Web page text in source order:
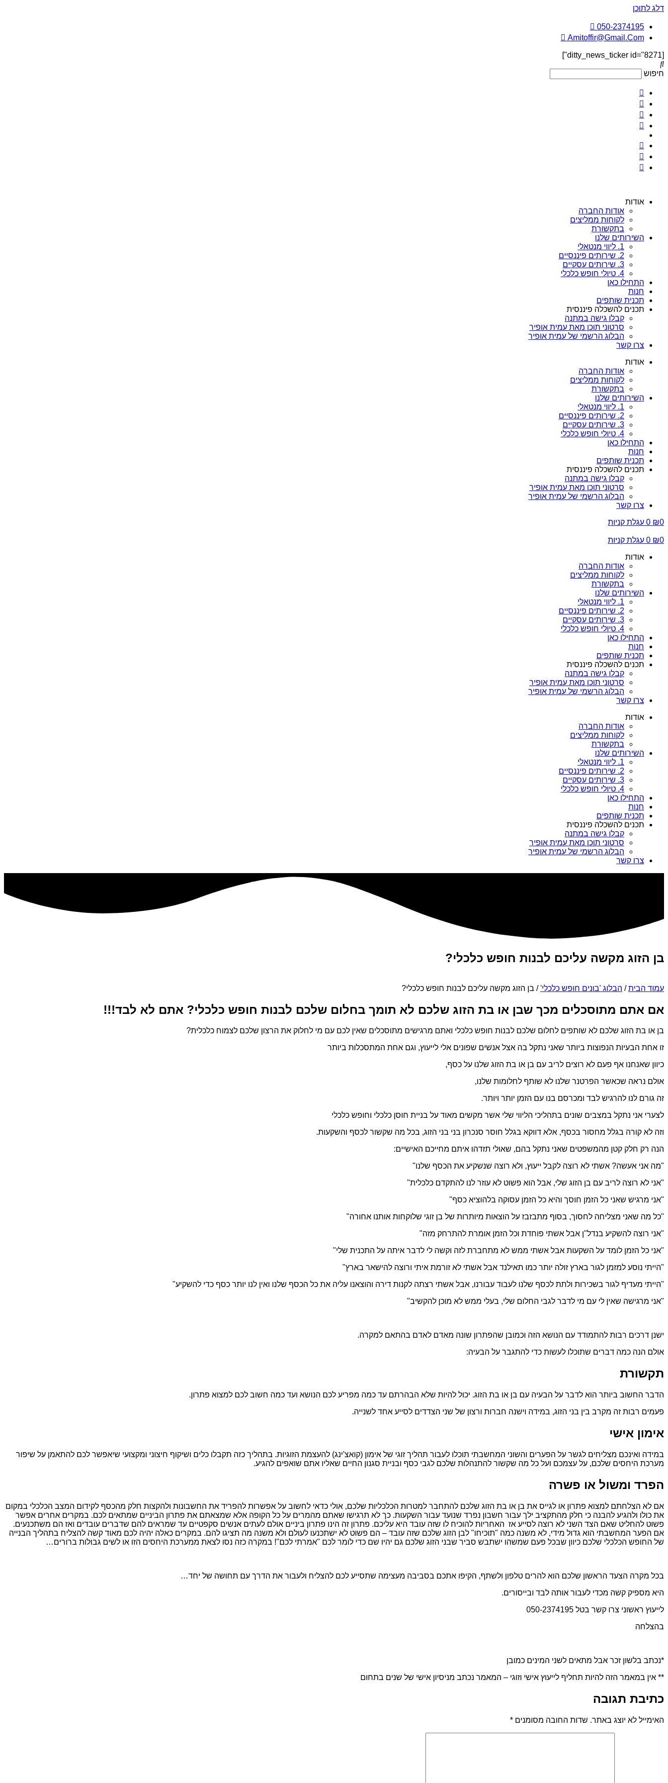
דלג לתוכן
050-2374195
Amitoffir@Gmail.Com
[ditty_news_ticker id="8271"]
חיפוש
אודות
אודות החברה
לקוחות ממליצים
בתקשורת
השירותים שלנו
1. ליווי מנטאלי
2. שירותים פיננסיים
3. שירותים עסקיים
4. טיולי חופש כלכלי
התחילו כאן
חנות
תכנית שותפים
תכנים להשכלה פיננסית
קבלו גישה במתנה
סרטוני תוכן מאת עמית אופיר
הבלוג הרשמי של עמית אופיר
צרו קשר
אודות
אודות החברה
לקוחות ממליצים
בתקשורת
השירותים שלנו
1. ליווי מנטאלי
2. שירותים פיננסיים
3. שירותים עסקיים
4. טיולי חופש כלכלי
התחילו כאן
חנות
תכנית שותפים
תכנים להשכלה פיננסית
קבלו גישה במתנה
סרטוני תוכן מאת עמית אופיר
הבלוג הרשמי של עמית אופיר
צרו קשר
₪0
0 עגלת קניות
₪0
0 עגלת קניות
אודות
אודות החברה
לקוחות ממליצים
בתקשורת
השירותים שלנו
1. ליווי מנטאלי
2. שירותים פיננסיים
3. שירותים עסקיים
4. טיולי חופש כלכלי
התחילו כאן
חנות
תכנית שותפים
תכנים להשכלה פיננסית
קבלו גישה במתנה
סרטוני תוכן מאת עמית אופיר
הבלוג הרשמי של עמית אופיר
צרו קשר
אודות
אודות החברה
לקוחות ממליצים
בתקשורת
השירותים שלנו
1. ליווי מנטאלי
2. שירותים פיננסיים
3. שירותים עסקיים
4. טיולי חופש כלכלי
התחילו כאן
חנות
תכנית שותפים
תכנים להשכלה פיננסית
קבלו גישה במתנה
סרטוני תוכן מאת עמית אופיר
הבלוג הרשמי של עמית אופיר
צרו קשר
בן הזוג מקשה עליכם לבנות חופש כלכלי?
עמוד הבית/ הבלוג 'בונים חופש כלכלי'/ בן הזוג מקשה עליכם לבנות חופש כלכלי?
אם אתם מתוסכלים מכך שבן או בת הזוג שלכם לא תומך בחלום שלכם לבנות חופש כלכלי? אתם לא לבד!!!
בן או בת הזוג שלכם לא שותפים לחלום שלכם לבנות חופש כלכלי ואתם מרגישים מתוסכלים שאין לכם עם מי לחלוק את הרצון שלכם לצמוח כלכלית?
זו אחת הבעיות הנפוצות ביותר שאני נתקל בה אצל אנשים שפונים אלי לייעוץ, וגם אחת המתסכלות ביותר
כיוון שאנחנו אף פעם לא רוצים לריב עם בן או בת הזוג שלנו על כסף,
אולם נראה שכאשר הפרטנר שלנו לא שותף לחלומות שלנו,
זה גורם לנו להרגיש לבד ומכרסם בנו עם הזמן יותר ויותר.
לצערי אני נתקל במצבים שונים בתהליכי הליווי שלי אשר מקשים מאוד על בניית חוסן כלכלי וחופש כלכלי
וזה לא קורה בגלל מחסור בכסף, אלא דווקא בגלל חוסר סנכרון בני בני הזוג, בכל מה שקשור לכסף והשקעות.
הנה רק חלק קטן מהמשפטים שאני נתקל בהם, שאולי תזדהו איתם מחייכם האישיים:
"מה אני אעשה? אשתי לא רוצה לקבל ייעוץ, ולא רוצה שנשקיע את הכסף שלנו"
"אני לא רוצה לריב עם בן הזוג שלי, אבל הוא פשוט לא עוזר לנו להתקדם כלכלית"
"אני מרגיש שאני כל הזמן חוסך והיא כל הזמן עסוקה בלהוציא כסף"
"כל מה שאני מצליחה לחסוך, בסוף מתבזבז על הוצאות מיותרות של בן זוגי שלוקחות אותנו אחורה"
"אני רוצה להשקיע בנדל"ן אבל אשתי פוחדת וכל הזמן אומרת להתרחק מזה"
"אני כל הזמן לומד על השקעות אבל אשתי ממש לא מתחברת לזה וקשה לי לדבר איתה על התכנית שלי"
"הייתי נוסע למזמן לגור בארץ זולה יותר כמו תאילנד אבל אשתי לא זורמת איתי ורוצה להישאר בארץ"
"הייתי מעדיף לגור בשכירות ולתת לכסף שלנו לעבוד עבורנו, אבל אשתי רצתה לקנות דירה והוצאנו עליה את כל הכסף שלנו ואין לנו יותר כסף כדי להשקיע"
"אני מרגישה שאין לי עם מי לדבר לגבי החלום שלי, בעלי ממש לא מוכן להקשיב"
ישנן דרכים רבות להתמודד עם הנושא הזה וכמובן שהפתרון שונה מאדם לאדם בהתאם למקרה.
אולם הנה כמה דברים שתוכלו לעשות כדי להתגבר על הבעיה:
תקשורת
הדבר החשוב ביותר הוא לדבר על הבעיה עם בן או בת הזוג. יכול להיות שלא הבהרתם עד כמה מפריע לכם הנושא ועד כמה חשוב לכם למצוא פתרון.
פעמים רבות זה מקרב בין בני הזוג, במידה וישנה חברות ורצון של שני הצדדים לסייע אחד לשנייה.
אימון אישי
במידה ואינכם מצליחים לגשר על הפערים והשוני המחשבתי תוכלו לעבור תהליך זוגי של אימון (קואצ'ינג) להעצמת הזוגיות. בתהליך כזה תקבלו כלים ושיקוף חיצוני ומקצועי שיאפשר לכם להתאמן על שיפור
מערכת היחסים שלכם, על עצמכם ועל כל מה שקשור להתנהלות שלכם לגבי כסף ובניית סגנון החיים שאליו אתם שואפים להגיע.
הפרד ומשול או פשרה
אם לא הצלחתם למצוא פתרון או לגייס את בן או בת הזוג שלכם להתחבר למטרות הכלכליות שלכם, אולי כדאי לחשוב על אפשרות להפריד את החשבונות ולהקצות חלק מהכסף לקידום המצב הכלכלי במקום
את כולו ולהגיע להבנה כי חלק מהתקציב ילך עבור חשבון נפרד שנועד עבור השקעות. כך לא תרגישו שאתם מהמרים על כל הקופה אלא שמצאתם את פתרון הביניים שמתאים לכם. במקרים אחרים אפשר
פשוט להחליט שאם הצד השני לא רוצה לסייע אז האחריות להוכיח לו שזה עובד היא עליכם. פתרון זה הינו פתרון ביניים אולם לעתים אנשים סקפטיים עד שמראים להם שדברים עובדים ואז הם משתכנעים.
אם הפער המחשבתי הוא גדול מידי, לא משנה כמה "תוכיחו" לבן הזוג שלכם שזה עובד – הם פשוט לא ישתכנעו לעולם ולא משנה מה תציגו להם. במקרים כאלה יהיה לכם מאוד קשה להצליח בתהליך הבנייה
של החופש הכלכלי שלכם כיוון שבכל פעם שמשהו ישתבש סביר שבני הזוג שלכם גם יהיו שם כדי לומר לכם "אמרתי לכם"! במקרה כזה נסו לצאת ממערכת היחסים הזו או לשים גבולות ברורים…
בכל מקרה הצעד הראשון שלכם הוא להרים טלפון ולשתף, הקיפו אתכם בסביבה מעצימה שתסייע לכם להצליח ולעבור את הדרך עם תחושה של יחד…
היא מספיק קשה מכדי לעבור אותה לבד ובייסורים.
לייעוץ ראשוני צרו קשר בטל 050-2374195
בהצלחה
*נכתב בלשון זכר אבל מתאים לשני המינים כמובן
** אין במאמר הזה להיות תחליף לייעוץ אישי וזוגי – המאמר נכתב מניסיון אישי של שנים בתחום
כתיבת תגובה
האימייל לא יוצג באתר. שדות החובה מסומנים *